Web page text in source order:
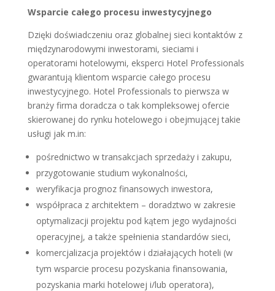
Wsparcie całego procesu inwestycyjnego
Dzięki doświadczeniu oraz globalnej sieci kontaktów z
międzynarodowymi inwestorami, sieciami i
operatorami hotelowymi, eksperci Hotel Professionals
gwarantują klientom wsparcie całego procesu
inwestycyjnego. Hotel Professionals to pierwsza w
branży firma doradcza o tak kompleksowej ofercie
skierowanej do rynku hotelowego i obejmującej takie
usługi jak m.in:
pośrednictwo w transakcjach sprzedaży i zakupu,
przygotowanie studium wykonalności,
weryfikacja prognoz finansowych inwestora,
współpraca z architektem – doradztwo w zakresie
optymalizacji projektu pod kątem jego wydajności
operacyjnej, a także spełnienia standardów sieci,
komercjalizacja projektów i działających hoteli (w
tym wsparcie procesu pozyskania finansowania,
pozyskania marki hotelowej i/lub operatora),